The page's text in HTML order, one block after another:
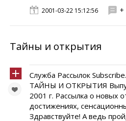
2001-03-22 15:12:56 +
Тайны и открытия
Служба Рассылок
ТАЙНЫ И ОТКРЫТИЯ
2001 г. Рассылка о новых
достижениях,
Здравствуйте! А ведь